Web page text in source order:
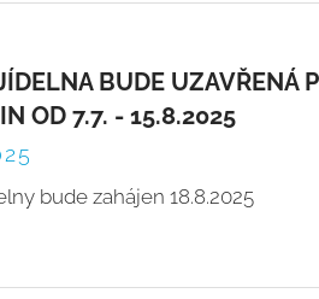
BUDE UZAVŘENÁ
OD 7.7. - 15.8.2025
bude zahájen 18.8.2025